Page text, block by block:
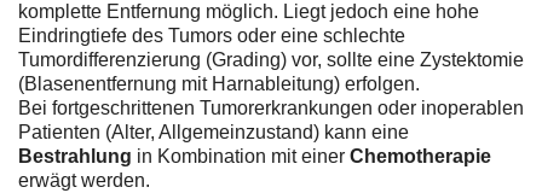
komplette Entfernung möglich. Liegt jedoch eine hohe
Eindringtiefe des Tumors oder eine schlechte
Tumordifferenzierung (Grading) vor, sollte eine Zystektomie
(Blasenentfernung mit Harnableitung) erfolgen.
Bei fortgeschrittenen Tumorerkrankungen oder inoperablen
Patienten (Alter, Allgemeinzustand) kann eine
Bestrahlung in Kombination mit einer Chemotherapie
erwägt werden.